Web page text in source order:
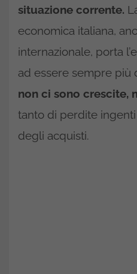
situazione corrente.
economica italiana,
internazionale, porta
ad essere sempre più
non ci sono crescite,
tanto di perdite
degli acquisti.